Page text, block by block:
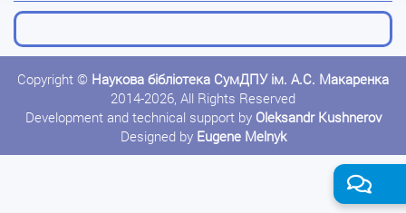
Copyright © Наукова бібліотека СумДПУ ім. А.С. Макаренка
2014-2026, All Rights Reserved
Development and technical support by Oleksandr Kushnerov
Designed by Eugene Melnyk